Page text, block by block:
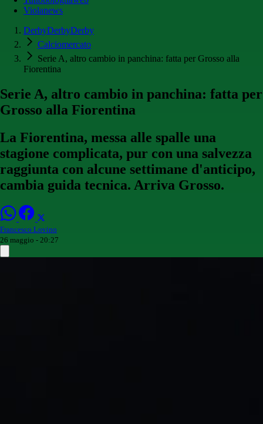
Violanews
DerbyDerbyDerby
Calciomercato
Serie A, altro cambio in panchina: fatta per Grosso alla
Fiorentina
Serie A, altro cambio in panchina: fatta per
Grosso alla Fiorentina
La Fiorentina, messa alle spalle una
stagione complicata, pur con una salvezza
raggiunta con alcune settimane d'anticipo,
cambia guida tecnica. Arriva Grosso.
Francesco Lovino
26 maggio - 20:27